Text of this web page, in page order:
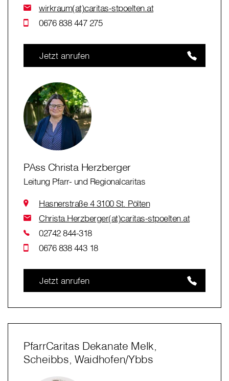
wirkraum(at)caritas-stpoelten.at
0676 838 447 275
Jetzt anrufen
PAss Christa Herzberger
Leitung Pfarr- und Regionalcaritas
Hasnerstraße 4 3100 St. Pölten
Christa.Herzberger(at)caritas-stpoelten.at
02742 844-318
0676 838 443 18
Jetzt anrufen
PfarrCaritas Dekanate Melk,
Scheibbs, Waidhofen/Ybbs